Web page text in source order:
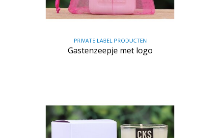
PRIVATE LABEL PRODUCTEN
Gastenzeepje met logo